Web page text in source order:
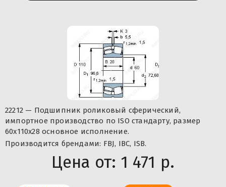
22212 — Подшипник роликовый сферический,
импортное производство по ISO стандарту, размер
60x110x28 основное исполнение.
Производится брендами: FBJ, IBC, ISB.
Цена от: 1 471 р.